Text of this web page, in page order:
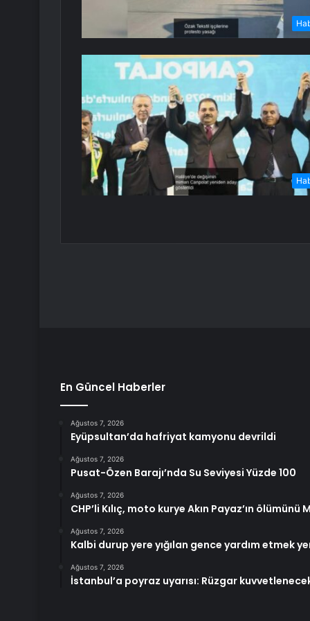
En Güncel Haberler
Ağustos 7, 2026
Eyüpsultan’da hafriyat kamyonu devrildi
Ağustos 7, 2026
Pusat-Özen Barajı’nda Su Seviyesi Yüzde 100
Ağustos 7, 2026
CHP’li Kılıç, moto kurye Akın Payaz’ın ölümünü
Ağustos 7, 2026
Kalbi durup yere yığılan gence yardım etmek
Ağustos 7, 2026
İstanbul’a poyraz uyarısı: Rüzgar